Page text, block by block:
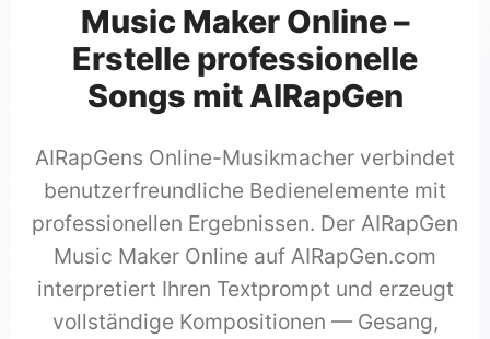
Music Maker Online –
Erstelle professionelle
Songs mit AIRapGen
AIRapGens Online-Musikmacher verbindet
benutzerfreundliche Bedienelemente mit
professionellen Ergebnissen. Der AIRapGen
Music Maker Online auf AIRapGen.com
interpretiert Ihren Textprompt und erzeugt
vollständige Kompositionen — Gesang,